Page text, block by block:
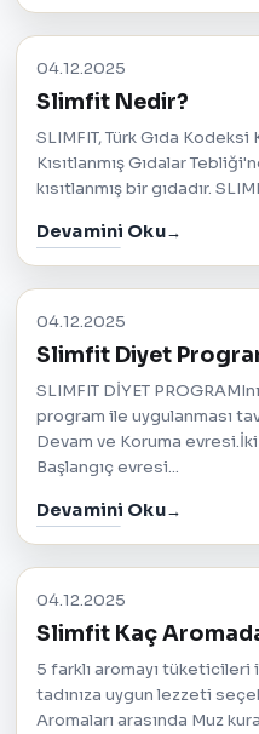
04.12.2025
Slimfit Nedir?
SLIMFIT, Türk Gıda
Kısıtlanmış Gıdalar
kısıtlanmış bir gıdadır.
Devamini Oku
04.12.2025
Slimfit Diyet
SLIMFIT DİYET
program ile uygulanması
Devam ve Koruma
Başlangıç evresi...
Devamini Oku
04.12.2025
Slimfit Kaç
5 farklı aromayı tüketicileri
tadınıza uygun lezzeti
Aromaları arasında Muz